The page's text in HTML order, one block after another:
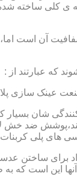
آن است
که عبارتند از :
شان
ضد خش
های پلی
مواد برای
این است که به